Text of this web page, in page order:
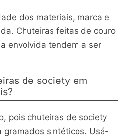
dos materiais, marca e
Chuteiras feitas de couro
envolvida tendem a ser
de society em
pois chuteiras de society
gramados sintéticos. Usá-